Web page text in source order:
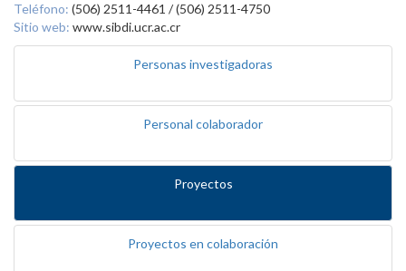
Teléfono: (506) 2511-4461 / (506) 2511-4750
Sitio web: www.sibdi.ucr.ac.cr
Personas investigadoras
Personal colaborador
Proyectos
Proyectos en colaboración